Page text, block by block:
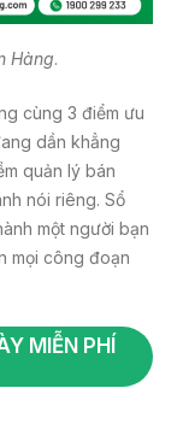
Hàng.
cùng 3 điểm ưu
dần khẳng
quản lý bán
nói riêng. Sổ
một người bạn
mọi công đoạn
MIỄN PHÍ